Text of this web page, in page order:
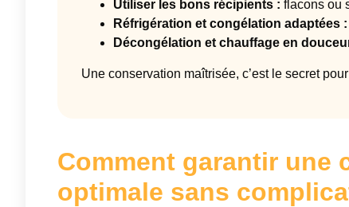
Utiliser les bons récipients : flacons ou
Réfrigération et congélation adaptées :
Décongélation et chauffage en
Une conservation maîtrisée, c’est le secret
Comment garantir une
optimale sans